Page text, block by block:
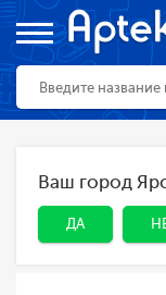
ДА
Ваш город
ДА
Главная Каталог
Аппликаторы,